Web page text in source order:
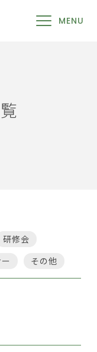
MENU
研修会
その他